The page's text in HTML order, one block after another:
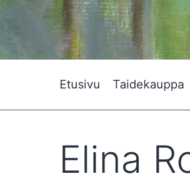
Etusivu Taidekauppa
Elina